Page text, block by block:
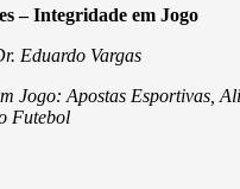
– Integridade em Jogo
Eduardo Vargas
Jogo: Apostas Esportivas,
Futebol